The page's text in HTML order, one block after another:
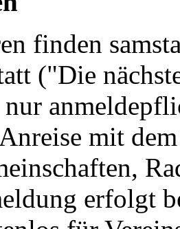
finden
("Die
mit
erfolgt